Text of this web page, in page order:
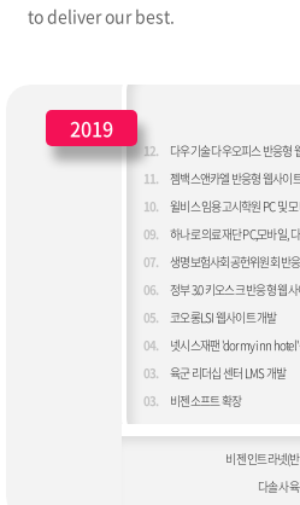
to deliver our best.
2019
12.
다우기술 다우오피스 반응형
11.
젬백스앤카엘 반응형 웹사이
10.
윌비스 임용고시학원 PC 및
09.
하나로 의료재단 PC,모바일,
07.
생명보험사회공헌위원회 반
06.
정부 3.0 키오스크 반응형 웹
05.
코오롱LSI 웹사이트 개발
04.
넷시스재팬 'dormy inn hotel'
03.
육군 리더십 센터 LMS 개발
03.
비젠소프트 확장
비젠 인트라넷(
다솔 사